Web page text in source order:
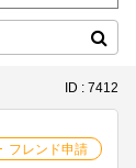
ID : 7412
フレンド申請